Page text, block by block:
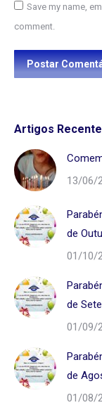
Save my name,
comment.
Postar
Artigos
13/06/
de
01/10/
de
01/09/
de
01/08/